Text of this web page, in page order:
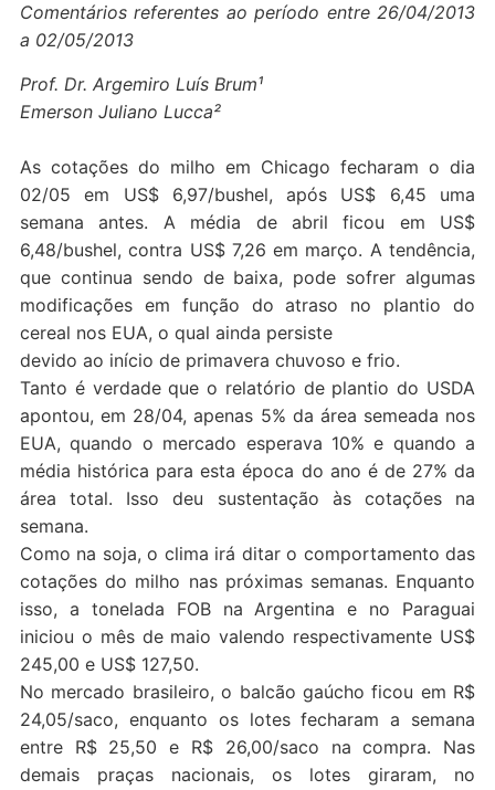
Comentários referentes ao período entre 26/04/2013
a 02/05/2013
Prof. Dr. Argemiro Luís Brum¹
Emerson Juliano Lucca²
As cotações do milho em Chicago fecharam o dia
02/05 em US$ 6,97/bushel, após US$ 6,45 uma
semana antes. A média de abril ficou em US$
6,48/bushel, contra US$ 7,26 em março. A tendência,
que continua sendo de baixa, pode sofrer algumas
modificações em função do atraso no plantio do
cereal nos EUA, o qual ainda persiste
devido ao início de primavera chuvoso e frio.
Tanto é verdade que o relatório de plantio do USDA
apontou, em 28/04, apenas 5% da área semeada nos
EUA, quando o mercado esperava 10% e quando a
média histórica para esta época do ano é de 27% da
área total. Isso deu sustentação às cotações na
semana.
Como na soja, o clima irá ditar o comportamento das
cotações do milho nas próximas semanas. Enquanto
isso, a tonelada FOB na Argentina e no Paraguai
iniciou o mês de maio valendo respectivamente US$
245,00 e US$ 127,50.
No mercado brasileiro, o balcão gaúcho ficou em R$
24,05/saco, enquanto os lotes fecharam a semana
entre R$ 25,50 e R$ 26,00/saco na compra. Nas
demais praças nacionais, os lotes giraram, no